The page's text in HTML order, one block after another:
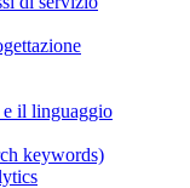
e il linguaggio
keywords)